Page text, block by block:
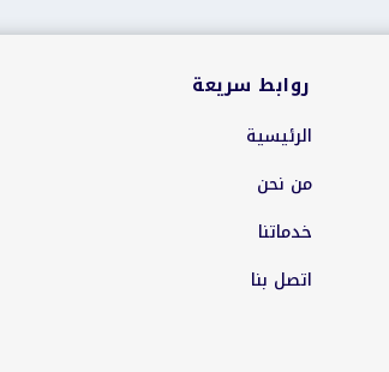
روابط سريعة
الرئيسية
من نحن
خدماتنا
اتصل بنا